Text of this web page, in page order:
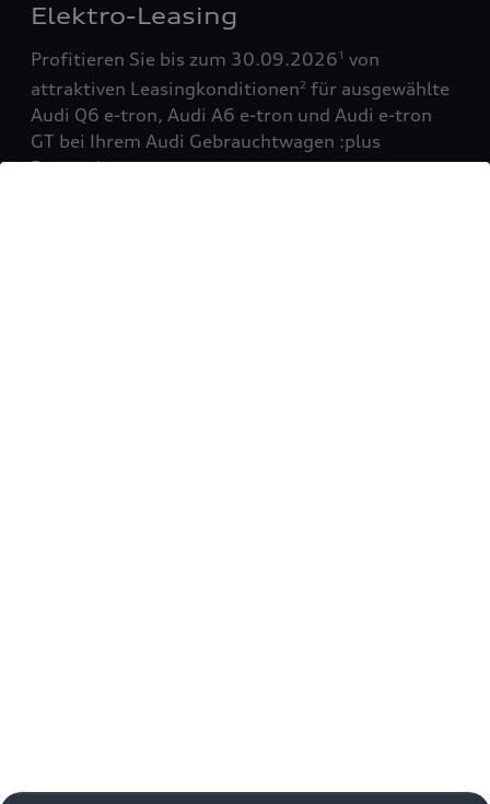
Elektro-Leasing
Profitieren Sie bis zum 30.09.20261 von
attraktiven Leasingkonditionen2 für ausgewählte
Audi Q6 e-tron, Audi A6 e-tron und Audi e-tron
GT bei Ihrem Audi Gebrauchtwagen :plus
Partner!
Zurück nach oben